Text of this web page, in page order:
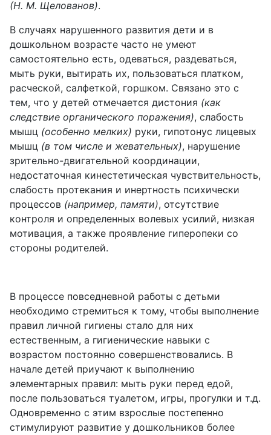
(Н. М. Щелованов).
В случаях нарушенного развития дети и в
дошкольном возрасте часто не умеют
самостоятельно есть, одеваться, раздеваться,
мыть руки, вытирать их, пользоваться платком,
расческой, салфеткой, горшком. Связано это с
тем, что у детей отмечается дистония (как
следствие органического поражения), слабость
мышц (особенно мелких) руки, гипотонус лицевых
мышц (в том числе и жевательных), нарушение
зрительно-двигательной координации,
недостаточная кинестетическая чувствительность,
слабость протекания и инертность психически
процессов (например, памяти), отсутствие
контроля и определенных волевых усилий, низкая
мотивация, а также проявление гиперопеки со
стороны родителей.
В процессе повседневной работы с детьми
необходимо стремиться к тому, чтобы выполнение
правил личной гигиены стало для них
естественным, а гигиенические навыки с
возрастом постоянно совершенствовались. В
начале детей приучают к выполнению
элементарных правил: мыть руки перед едой,
после пользоваться туалетом, игры, прогулки и т.д.
Одновременно с этим взрослые постепенно
стимулируют развитие у дошкольников более